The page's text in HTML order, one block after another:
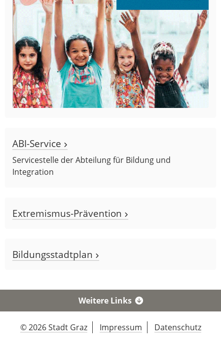
ABI-Service
Servicestelle der Abteilung für Bildung und
Integration
Extremismus-Prävention
Bildungsstadtplan
Weitere Links
© 2026 Stadt Graz Impressum Datenschutz